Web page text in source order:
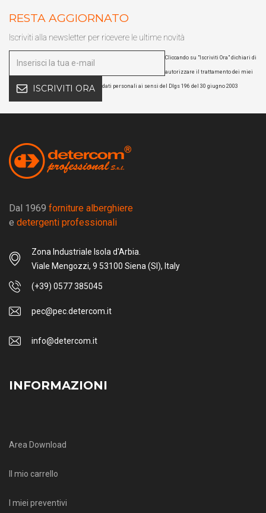
RESTA AGGIORNATO
Iscriviti alla newsletter per ricevere le ultime novità
ISCRIVITI ORA
Cliccando su "Iscriviti Ora" dichiari di
autorizzare il trattamento dei miei
dati personali ai sensi del Dlgs 196 del 30 giugno 2003
Dal 1969 forniture alberghiere
e detergenti professionali
Zona Industriale Isola d'Arbia.
Viale Mengozzi, 9 53100 Siena (SI), Italy
(+39) 0577 385045
pec@pec.detercom.it
info@detercom.it
INFORMAZIONI
Area Download
Il mio carrello
I miei preventivi